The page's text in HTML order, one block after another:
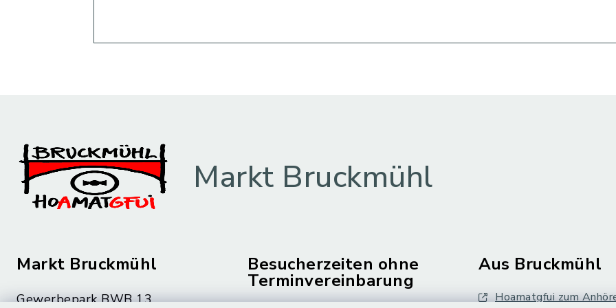
Markt Bruckmühl
Markt Bruckmühl
Gewerbepark BWB 13
Besucherzeiten ohne
Terminvereinbarung
Aus Bruckmühl
Hoamatgfui zum